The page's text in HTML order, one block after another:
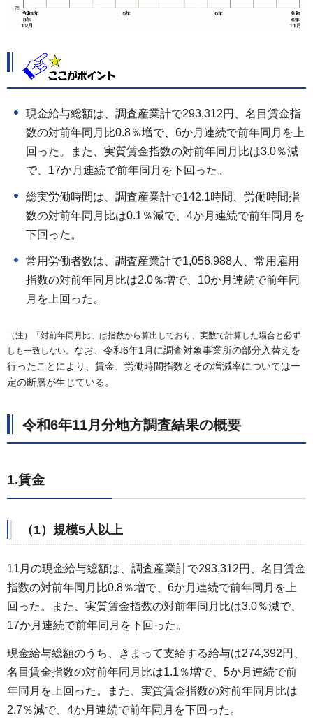
現金給与総額は、調査産業計で293,312円、名目賃金指
数の対前年同月比0.8％増で、6か月連続で前年同月を上
回った。また、実質賃金指数の対前年同月比は3.0％減
で、17か月連続で前年同月を下回った。
総実労働時間は、調査産業計で142.1時間、労働時間指
数の対前年同月比は0.1％減で、4か月連続で前年同月を
下回った。
常用労働者数は、調査産業計で1,056,988人、常用雇用
指数の対前年同月比は2.0％増で、10か月連続で前年同
月を上回った。
（注）「対前年同月比」は指数から算出しており、実数で計算した場合と必ず
しも一致しない。 なお、令和6年1月に調査対象事業所の部分入替えを
行ったことにより、賃金、労働時間指数とその増減率については一
定の断層が生じている。
令和6年11月分地方調査結果の概要
1.賃金
（1）規模5人以上
11月の現金給与総額は、調査産業計で293,312円、名目賃金
指数の対前年同月比0.8％増で、6か月連続で前年同月を上
回った。また、実質賃金指数の対前年同月比は3.0％減で、
17か月連続で前年同月を下回った。
現金給与総額のうち、きまって支給する給与は274,392円、
名目賃金指数の対前年同月比は1.1％増で、5か月連続で前
年同月を上回った。また、実質賃金指数の対前年同月比は
2.7％減で、4か月連続で前年同月を下回った。